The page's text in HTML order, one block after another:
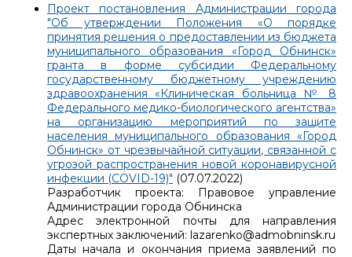
Проект постановления Администрации города
"Об утверждении Положения «О порядке
принятия решения о предоставлении из бюджета
муниципального образования «Город Обнинск»
гранта в форме субсидии Федеральному
государственному бюджетному учреждению
здравоохранения «Клиническая больница № 8
Федерального медико-биологического агентства»
на организацию мероприятий по защите
населения муниципального образования «Город
Обнинск» от чрезвычайной ситуации, связанной с
угрозой распространения новой коронавирусной
инфекции (COVID-19)" (07.07.2022)
Разработчик проекта: Правовое управление
Администрации города Обнинска
Адрес электронной почты для направления
экспертных заключений: lazarenko@admobninsk.ru
Даты начала и окончания приема заявлений по